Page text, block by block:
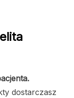
dostarczasz